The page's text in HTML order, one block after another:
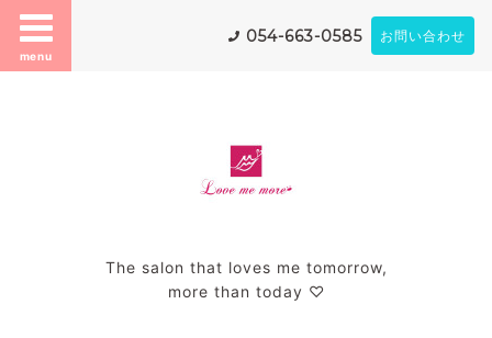
menu
054-663-0585 お問い合わせ
The salon that loves me tomorrow,
more than today ♡